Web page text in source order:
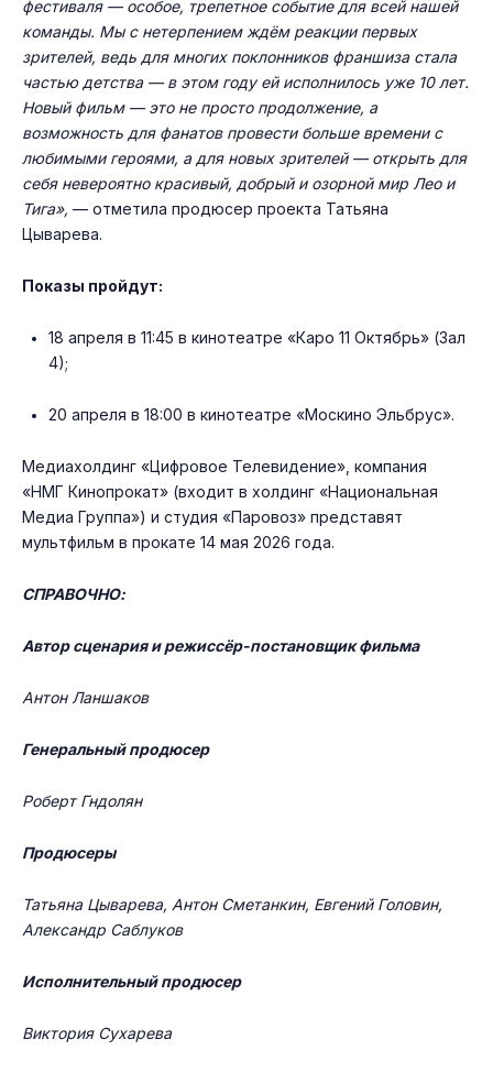
фестиваля — особое, трепетное событие для всей нашей
команды. Мы с нетерпением ждём реакции первых
зрителей, ведь для многих поклонников франшиза стала
частью детства — в этом году ей исполнилось уже 10 лет.
Новый фильм — это не просто продолжение, а
возможность для фанатов провести больше времени с
любимыми героями, а для новых зрителей — открыть для
себя невероятно красивый, добрый и озорной мир Лео и
Тига», — отметила продюсер проекта Татьяна
Цыварева.
Показы пройдут:
18 апреля в 11:45 в кинотеатре «Каро 11 Октябрь» (Зал
4);
20 апреля в 18:00 в кинотеатре «Москино Эльбрус».
Медиахолдинг «Цифровое Телевидение», компания
«НМГ Кинопрокат» (входит в холдинг «Национальная
Медиа Группа») и студия «Паровоз» представят
мультфильм в прокате 14 мая 2026 года.
СПРАВОЧНО:
Автор сценария и режиссёр-постановщик фильма
Антон Ланшаков
Генеральный продюсер
Роберт Гндолян
Продюсеры
Татьяна Цыварева, Антон Сметанкин, Евгений Головин,
Александр Саблуков
Исполнительный продюсер
Виктория Сухарева